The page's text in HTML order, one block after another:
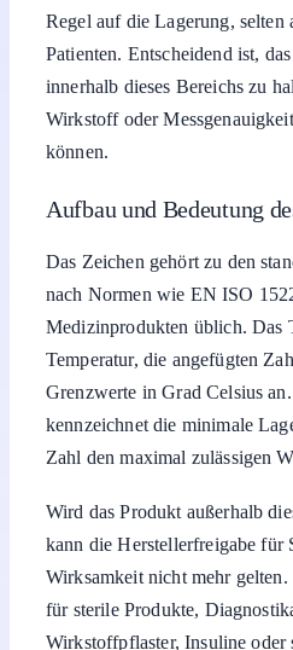
Regel auf die Lagerung, selten
Patienten. Entscheidend ist,
innerhalb dieses Bereichs zu
Wirkstoff oder
können.
Aufbau und Bedeutung
Das Zeichen gehört zu den
nach Normen wie EN ISO
Medizinprodukten üblich. Das
Temperatur, die angefügten
Grenzwerte in Grad Celsius
kennzeichnet die minimale
Zahl den maximal zulässigen
Wird das Produkt außerhalb
kann die Herstellerfreigabe für
Wirksamkeit nicht mehr
für sterile Produkte,
Wirkstoffpflaster, Insuline oder